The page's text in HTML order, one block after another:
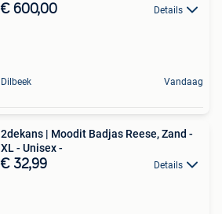
€ 600,00 Details
Dilbeek Vandaag
2dekans | Moodit Badjas Reese, Zand -
XL - Unisex -
€ 32,99 Details